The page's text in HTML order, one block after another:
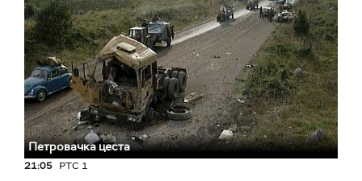
Петровачка цеста
21:05 РТС 1